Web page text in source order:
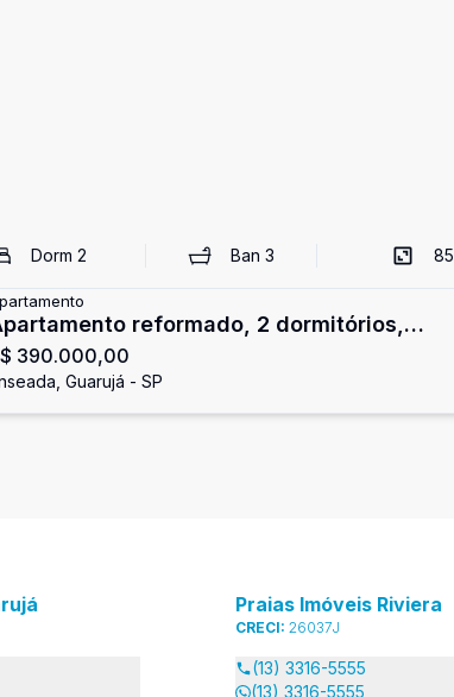
Dorm 2 Ban 3 85
reformado, 2 dormitórios,
Guarujá
390.000,00
Guarujá - SP
Praias Imóveis Riviera
CRECI: 26037J
(13) 3316-5555
(13) 3316-5555